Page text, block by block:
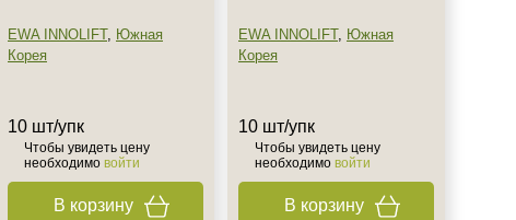
EWA INNOLIFT, Южная
Корея
10 шт/упк
Чтобы увидеть цену
необходимо войти
В корзину
EWA INNOLIFT, Южная
Корея
10 шт/упк
Чтобы увидеть цену
необходимо войти
В корзину